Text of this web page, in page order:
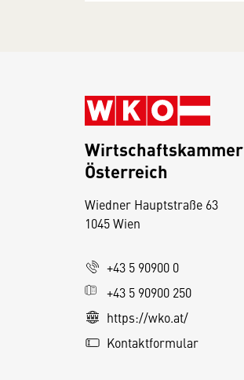
Wirtschaftskammer
Österreich
Wiedner Hauptstraße 63
1045 Wien
+43 5 90900 0
+43 5 90900 250
https://wko.at/
Kontaktformular